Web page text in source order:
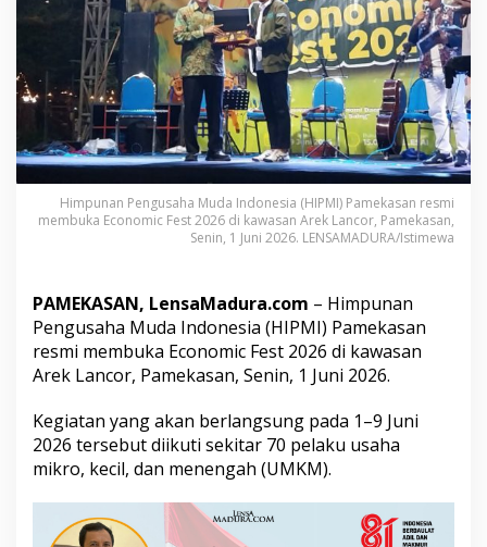
B
u
k
a
E
c
o
n
o
m
i
c
t
2
0
2
6
i
b
a
a
Himpunan Pengusaha Muda Indonesia (HIPMI) Pamekasan resmi
membuka Economic Fest 2026 di kawasan Arek Lancor, Pamekasan,
Senin, 1 Juni 2026. LENSAMADURA/Istimewa
PAMEKASAN, LensaMadura.com – Himpunan
Pengusaha Muda Indonesia (HIPMI) Pamekasan
resmi membuka Economic Fest 2026 di kawasan
Arek Lancor, Pamekasan, Senin, 1 Juni 2026.
Kegiatan yang akan berlangsung pada 1–9 Juni
2026 tersebut diikuti sekitar 70 pelaku usaha
mikro, kecil, dan menengah (UMKM).